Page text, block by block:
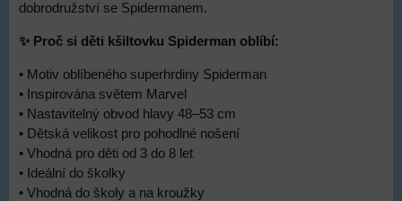
dobrodružství se Spidermanem.
✨ Proč si děti kšiltovku Spiderman oblíbí:
• Motiv oblíbeného superhrdiny Spiderman
• Inspirována světem Marvel
• Nastavitelný obvod hlavy 48–53 cm
• Dětská velikost pro pohodlné nošení
• Vhodná pro děti od 3 do 8 let
• Ideální do školky
• Vhodná do školy a na kroužky